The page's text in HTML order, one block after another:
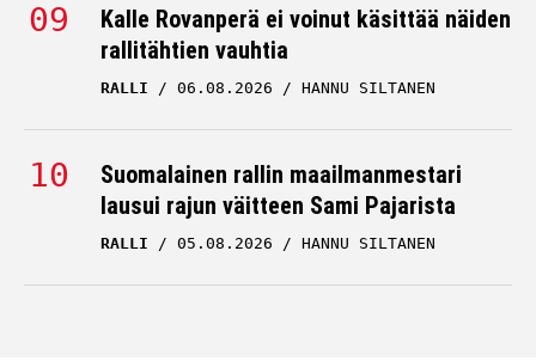
Kalle Rovanperä ei voinut käsittää näiden
rallitähtien vauhtia
RALLI 06.08.2026 HANNU SILTANEN
Suomalainen rallin maailmanmestari
lausui rajun väitteen Sami Pajarista
RALLI 05.08.2026 HANNU SILTANEN